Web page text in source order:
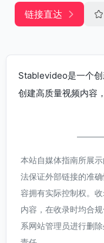
链接直达
Stablevideo是一个
创建高质量视频内容
本站自媒体指南所展
法保证外部链接的准
容拥有实际控制权。
内容，在收录时均合
系网站管理员进行删